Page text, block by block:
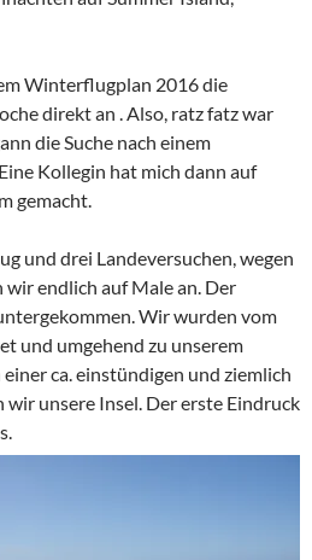
Winterflugplan 2016 die
direkt an . Also, ratz fatz war
die Suche nach einem
Kollegin hat mich dann auf
gemacht.
und drei Landeversuchen, wegen
endlich auf Male an. Der
Wir wurden vom
und umgehend zu unserem
ca. einstündigen und ziemlich
unsere Insel. Der erste Eindruck